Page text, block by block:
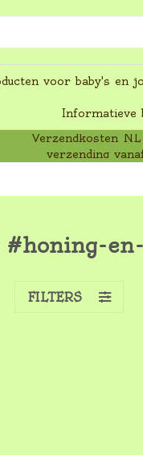
voor baby's en
Informatieve
Verzendkosten
verzending
FILTERS